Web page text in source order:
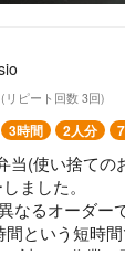
(リピート回数 3回)
3時間 2人分
当(使い捨ての
ました。
なるオーダー
間という短時
詰める作業で